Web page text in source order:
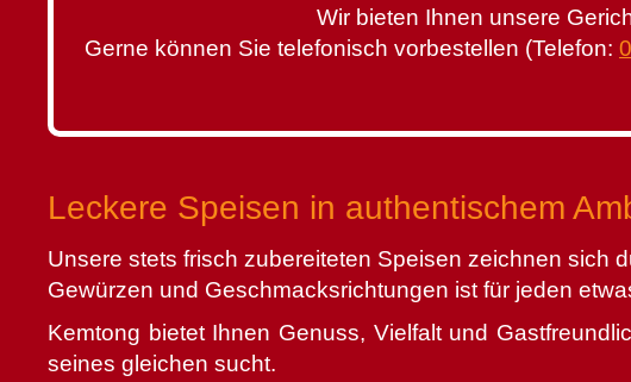
Wir bieten Ihnen unsere
Gerne können Sie telefonisch vorbestellen (Telefon:
Leckere Speisen in authentischem
Unsere stets frisch zubereiteten Speisen zeichnen sich
Gewürzen und Geschmacksrichtungen ist für jeden
Kemtong bietet Ihnen Genuss, Vielfalt und
seines gleichen sucht.